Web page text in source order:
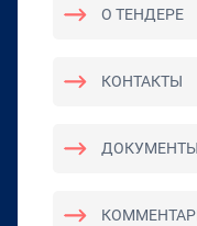
О ТЕНДЕРЕ
КОНТАКТЫ
ДОКУМЕНТЫ